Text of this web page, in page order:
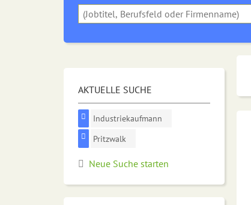
AKTUELLE SUCHE
Industriekaufmann
Pritzwalk
Neue Suche starten